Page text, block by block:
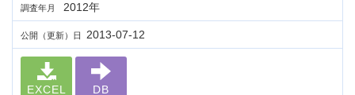
調査年月 2012年
公開（更新）日 2013-07-12
EXCEL DB